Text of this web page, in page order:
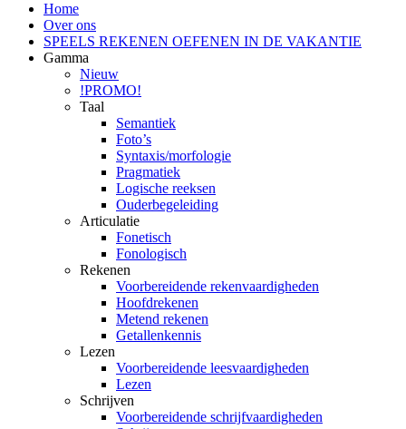
Home
Over ons
SPEELS REKENEN OEFENEN IN DE VAKANTIE
Gamma
Nieuw
!PROMO!
Taal
Semantiek
Foto’s
Syntaxis/morfologie
Pragmatiek
Logische reeksen
Ouderbegeleiding
Articulatie
Fonetisch
Fonologisch
Rekenen
Voorbereidende rekenvaardigheden
Hoofdrekenen
Metend rekenen
Getallenkennis
Lezen
Voorbereidende leesvaardigheden
Lezen
Schrijven
Voorbereidende schrijfvaardigheden